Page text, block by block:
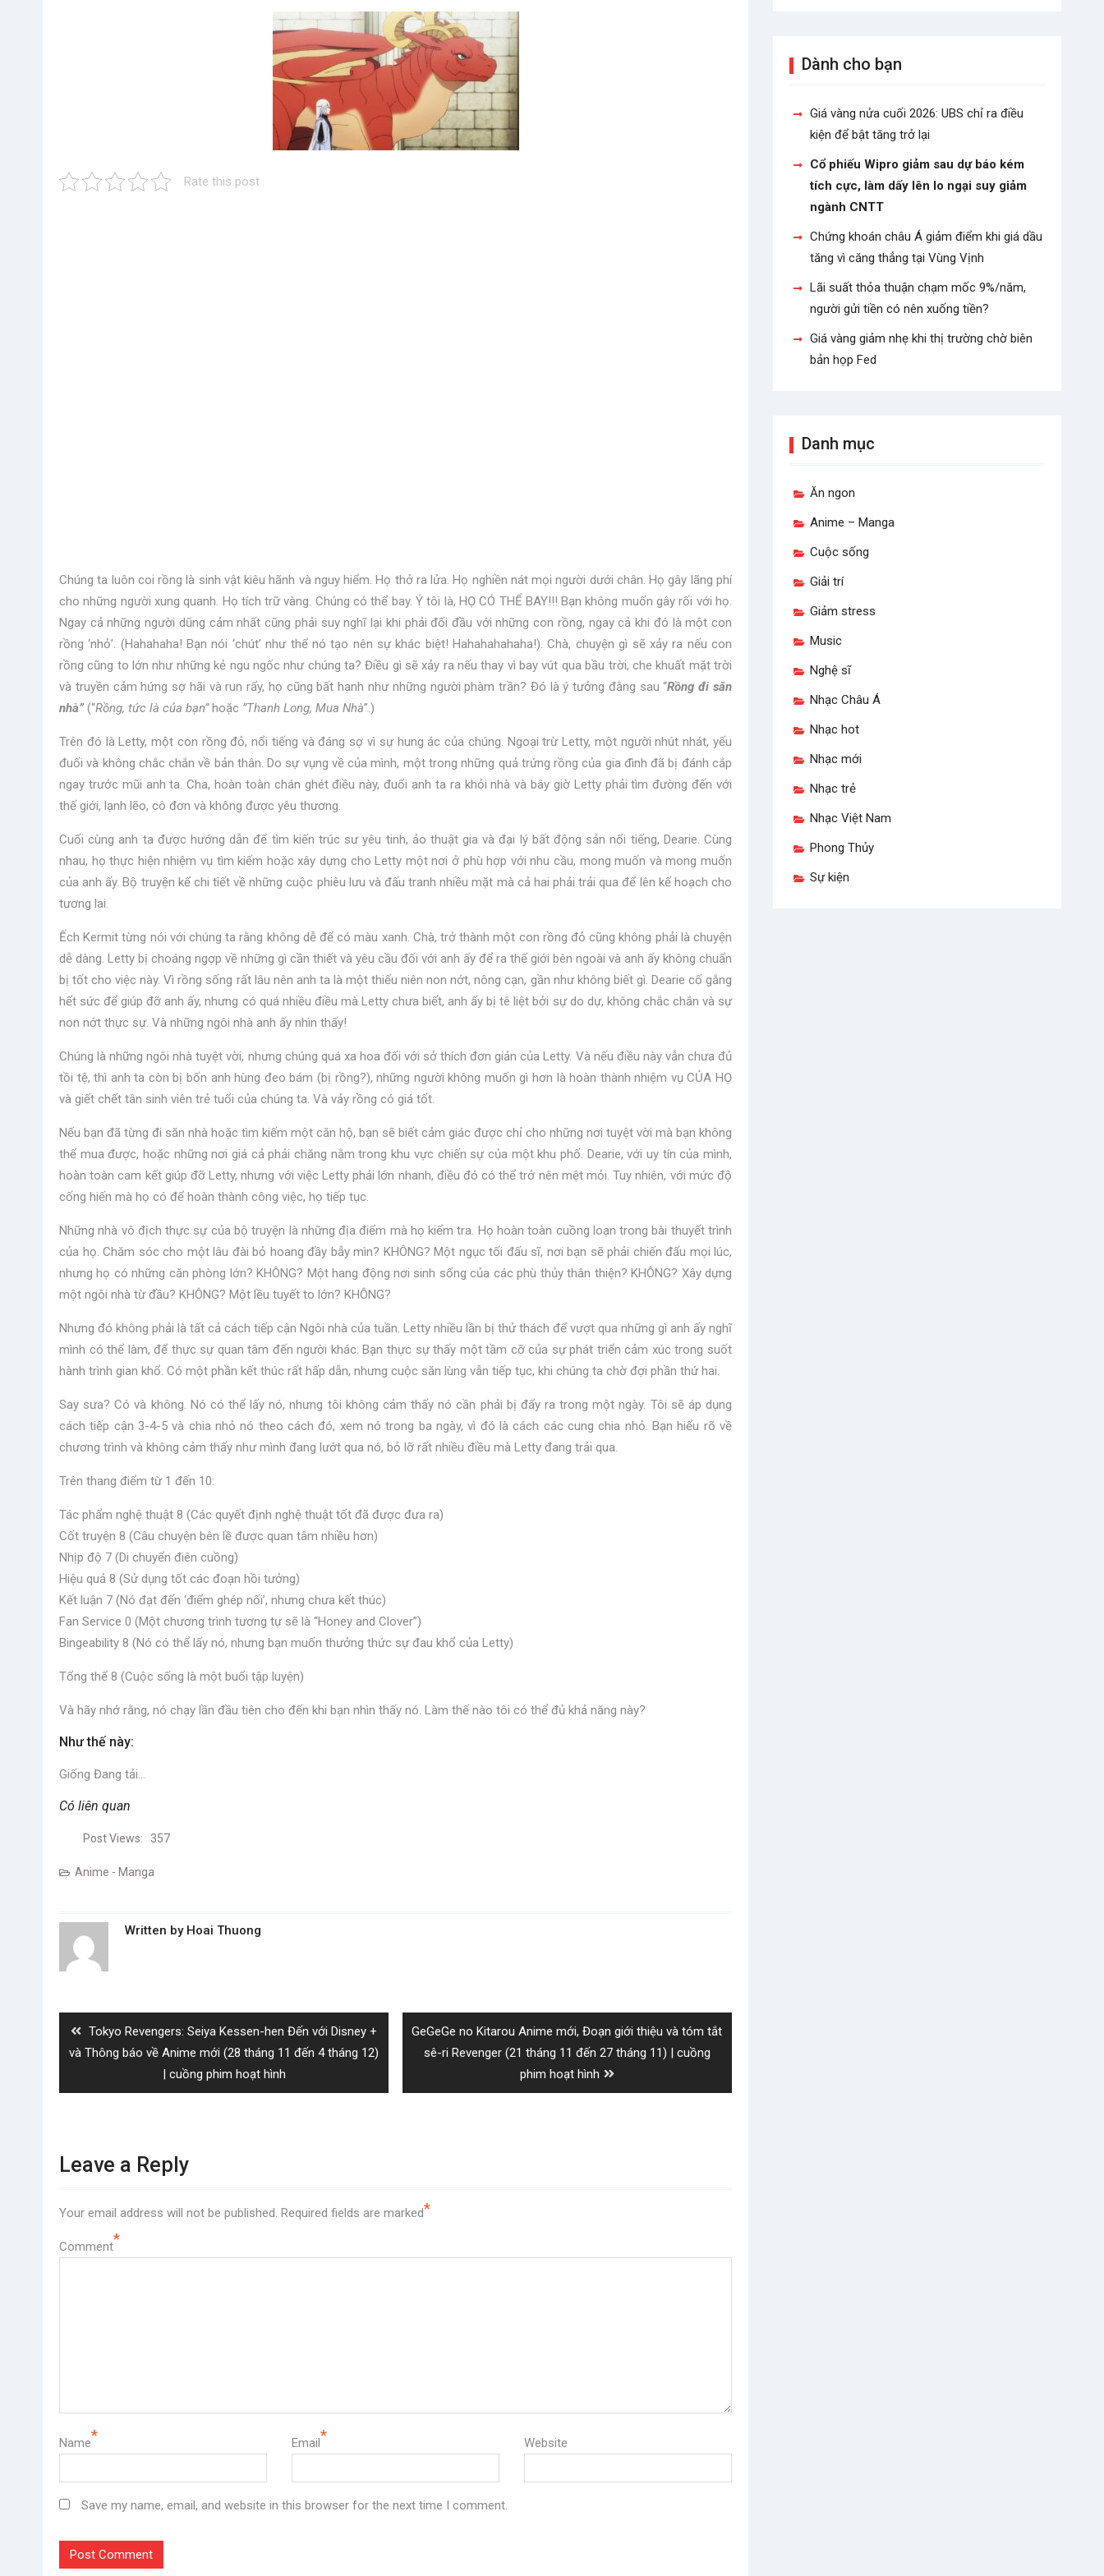
Rate this post
Chúng ta luôn coi rồng là sinh vật kiêu hãnh và nguy hiểm. Họ thở ra lửa. Họ nghiền nát mọi người dưới chân. Họ gây lãng phí
cho những người xung quanh. Họ tích trữ vàng. Chúng có thể bay. Ý tôi là, HỌ CÓ THỂ BAY!!! Bạn không muốn gây rối với họ.
Ngay cả những người dũng cảm nhất cũng phải suy nghĩ lại khi phải đối đầu với những con rồng, ngay cả khi đó là một con
rồng ‘nhỏ’. (Hahahaha! Bạn nói ‘chút’ như thể nó tạo nên sự khác biệt! Hahahahahaha!). Chà, chuyện gì sẽ xảy ra nếu con
rồng cũng to lớn như những kẻ ngu ngốc như chúng ta? Điều gì sẽ xảy ra nếu thay vì bay vút qua bầu trời, che khuất mặt trời
và truyền cảm hứng sợ hãi và run rẩy, họ cũng bất hạnh như những người phàm trần? Đó là ý tưởng đằng sau “Rồng đi săn
nhà”(“Rồng, tức là của bạn”hoặc ”Thanh Long, Mua Nhà”.)
Trên đó là Letty, một con rồng đỏ, nổi tiếng và đáng sợ vì sự hung ác của chúng. Ngoại trừ Letty, một người nhút nhát, yếu
đuối và không chắc chắn về bản thân. Do sự vụng về của mình, một trong những quả trứng rồng của gia đình đã bị đánh cắp
ngay trước mũi anh ta. Cha, hoàn toàn chán ghét điều này, đuổi anh ta ra khỏi nhà và bây giờ Letty phải tìm đường đến với
thế giới, lạnh lẽo, cô đơn và không được yêu thương.
Cuối cùng anh ta được hướng dẫn để tìm kiến ​​​​trúc sư yêu tinh, ảo thuật gia và đại lý bất động sản nổi tiếng, Dearie. Cùng
nhau, họ thực hiện nhiệm vụ tìm kiếm hoặc xây dựng cho Letty một nơi ở phù hợp với nhu cầu, mong muốn và mong muốn
của anh ấy. Bộ truyện kể chi tiết về những cuộc phiêu lưu và đấu tranh nhiều mặt mà cả hai phải trải qua để lên kế hoạch cho
tương lai.
Ếch Kermit từng nói với chúng ta rằng không dễ để có màu xanh. Chà, trở thành một con rồng đỏ cũng không phải là chuyện
dễ dàng. Letty bị choáng ngợp về những gì cần thiết và yêu cầu đối với anh ấy để ra thế giới bên ngoài và anh ấy không chuẩn
bị tốt cho việc này. Vì rồng sống rất lâu nên anh ta là một thiếu niên non nớt, nông cạn, gần như không biết gì. Dearie cố gắng
hết sức để giúp đỡ anh ấy, nhưng có quá nhiều điều mà Letty chưa biết, anh ấy bị tê liệt bởi sự do dự, không chắc chắn và sự
non nớt thực sự. Và những ngôi nhà anh ấy nhìn thấy!
Chúng là những ngôi nhà tuyệt vời, nhưng chúng quá xa hoa đối với sở thích đơn giản của Letty. Và nếu điều này vẫn chưa đủ
tồi tệ, thì anh ta còn bị bốn anh hùng đeo bám (bị rồng?), những người không muốn gì hơn là hoàn thành nhiệm vụ CỦA HỌ
và giết chết tân sinh viên trẻ tuổi của chúng ta. Và vảy rồng có giá tốt.
Nếu bạn đã từng đi săn nhà hoặc tìm kiếm một căn hộ, bạn sẽ biết cảm giác được chỉ cho những nơi tuyệt vời mà bạn không
thể mua được, hoặc những nơi giá cả phải chăng nằm trong khu vực chiến sự của một khu phố. Dearie, với uy tín của mình,
hoàn toàn cam kết giúp đỡ Letty, nhưng với việc Letty phải lớn nhanh, điều đó có thể trở nên mệt mỏi. Tuy nhiên, với mức độ
cống hiến mà họ có để hoàn thành công việc, họ tiếp tục.
Những nhà vô địch thực sự của bộ truyện là những địa điểm mà họ kiểm tra. Họ hoàn toàn cuồng loạn trong bài thuyết trình
của họ. Chăm sóc cho một lâu đài bỏ hoang đầy bẫy mìn? KHÔNG? Một ngục tối đấu sĩ, nơi bạn sẽ phải chiến đấu mọi lúc,
nhưng họ có những căn phòng lớn? KHÔNG? Một hang động nơi sinh sống của các phù thủy thân thiện? KHÔNG? Xây dựng
một ngôi nhà từ đầu? KHÔNG? Một lều tuyết to lớn? KHÔNG?
Nhưng đó không phải là tất cả cách tiếp cận Ngôi nhà của tuần. Letty nhiều lần bị thử thách để vượt qua những gì anh ấy nghĩ
mình có thể làm, để thực sự quan tâm đến người khác. Bạn thực sự thấy một tầm cỡ của sự phát triển cảm xúc trong suốt
hành trình gian khổ. Có một phần kết thúc rất hấp dẫn, nhưng cuộc săn lùng vẫn tiếp tục, khi chúng ta chờ đợi phần thứ hai.
Say sưa? Có và không. Nó có thể lấy nó, nhưng tôi không cảm thấy nó cần phải bị đẩy ra trong một ngày. Tôi sẽ áp dụng
cách tiếp cận 3-4-5 và chia nhỏ nó theo cách đó, xem nó trong ba ngày, vì đó là cách các cung chia nhỏ. Bạn hiểu rõ về
chương trình và không cảm thấy như mình đang lướt qua nó, bỏ lỡ rất nhiều điều mà Letty đang trải qua.
Trên thang điểm từ 1 đến 10:
Tác phẩm nghệ thuật 8 (Các quyết định nghệ thuật tốt đã được đưa ra)
Cốt truyện 8 (Câu chuyện bên lề được quan tâm nhiều hơn)
Nhịp độ 7 (Di chuyển điên cuồng)
Hiệu quả 8 (Sử dụng tốt các đoạn hồi tưởng)
Kết luận 7 (Nó đạt đến ‘điểm ghép nối’, nhưng chưa kết thúc)
Fan Service 0 (Một chương trình tương tự sẽ là “Honey and Clover”)
Bingeability 8 (Nó có thể lấy nó, nhưng bạn muốn thưởng thức sự đau khổ của Letty)
Tổng thể 8 (Cuộc sống là một buổi tập luyện)
Và hãy nhớ rằng, nó chạy lần đầu tiên cho đến khi bạn nhìn thấy nó. Làm thế nào tôi có thể đủ khả năng này?
Như thế này:
Giống Đang tải…
Có liên quan
Post Views: 357
Anime - Manga
Written by Hoai Thuong
Previous
post:
Tokyo Revengers: Seiya Kessen-hen Đến với Disney +
và Thông báo về Anime mới (28 tháng 11 đến 4 tháng 12)
| cuồng phim hoạt hình
Next
post:
GeGeGe no Kitarou Anime mới, Đoạn giới thiệu và tóm tắt
sê-ri Revenger (21 tháng 11 đến 27 tháng 11) | cuồng
phim hoạt hình
Leave a Reply
Your email address will not be published. Required fields are marked*
Comment*
Name* Email* Website
Save my name, email, and website in this browser for the next time I comment.
Dành cho bạn
Giá vàng nửa cuối 2026: UBS chỉ ra điều
kiện để bật tăng trở lại
Cổ phiếu Wipro giảm sau dự báo kém
tích cực, làm dấy lên lo ngại suy giảm
ngành CNTT
Chứng khoán châu Á giảm điểm khi giá dầu
tăng vì căng thẳng tại Vùng Vịnh
Lãi suất thỏa thuận chạm mốc 9%/năm,
người gửi tiền có nên xuống tiền?
Giá vàng giảm nhẹ khi thị trường chờ biên
bản họp Fed
Danh mục
Ăn ngon
Anime – Manga
Cuộc sống
Giải trí
Giảm stress
Music
Nghệ sĩ
Nhạc Châu Á
Nhạc hot
Nhạc mới
Nhạc trẻ
Nhạc Việt Nam
Phong Thủy
Sự kiện